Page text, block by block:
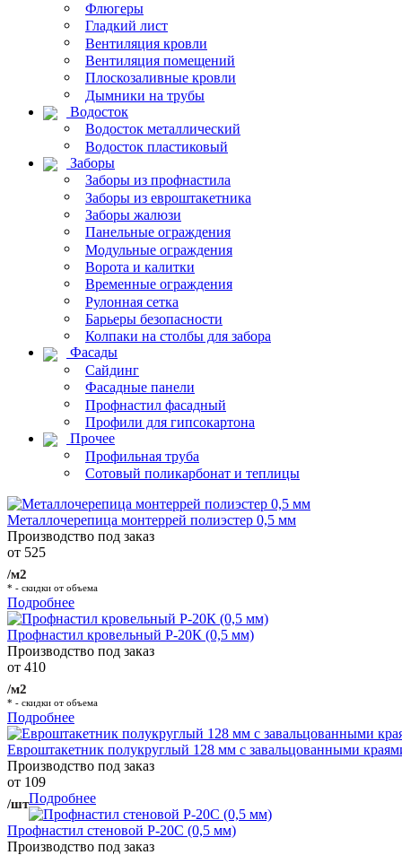
Флюгеры
Гладкий лист
Вентиляция кровли
Вентиляция помещений
Плоскозаливные кровли
Дымники на трубы
Водосток
Водосток металлический
Водосток пластиковый
Заборы
Заборы из профнастила
Заборы из евроштакетника
Заборы жалюзи
Панельные ограждения
Модульные ограждения
Ворота и калитки
Временные ограждения
Рулонная сетка
Барьеры безопасности
Колпаки на столбы для забора
Фасады
Сайдинг
Фасадные панели
Профнастил фасадный
Профили для гипсокартона
Прочее
Профильная труба
Сотовый поликарбонат и теплицы
Металлочерепица монтеррей полиэстер 0,5 мм
Производство под заказ
от 525
/м2
* - скидки от объема
Подробнее
Профнастил кровельный Р-20К (0,5 мм)
Производство под заказ
от 410
/м2
* - скидки от объема
Подробнее
Евроштакетник полукруглый 128 мм с завальцованными
Производство под заказ
от 109
/штПодробнее
Профнастил стеновой Р-20С (0,5 мм)
Производство под заказ